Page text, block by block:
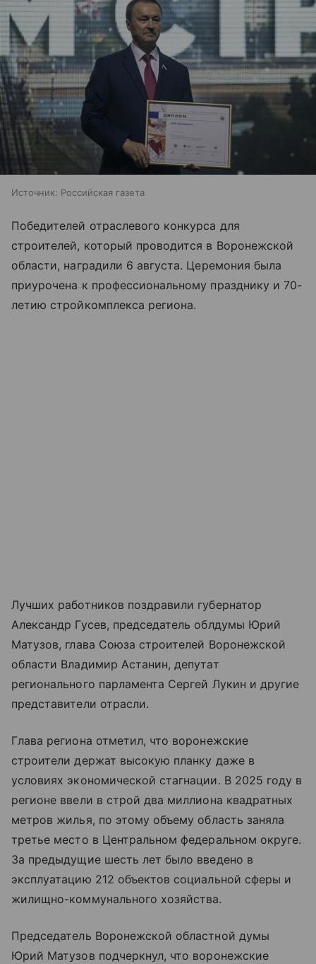
Источник: Российская газета
Победителей отраслевого конкурса для
строителей, который проводится в Воронежской
области, наградили 6 августа. Церемония была
приурочена к профессиональному празднику и 70-
летию стройкомплекса региона.
Лучших работников поздравили губернатор
Александр Гусев, председатель облдумы Юрий
Матузов, глава Союза строителей Воронежской
области Владимир Астанин, депутат
регионального парламента Сергей Лукин и другие
представители отрасли.
Глава региона отметил, что воронежские
строители держат высокую планку даже в
условиях экономической стагнации. В 2025 году в
регионе ввели в строй два миллиона квадратных
метров жилья, по этому объему область заняла
третье место в Центральном федеральном округе.
За предыдущие шесть лет было введено в
эксплуатацию 212 объектов социальной сферы и
жилищно-коммунального хозяйства.
Председатель Воронежской областной думы
Юрий Матузов подчеркнул, что воронежские